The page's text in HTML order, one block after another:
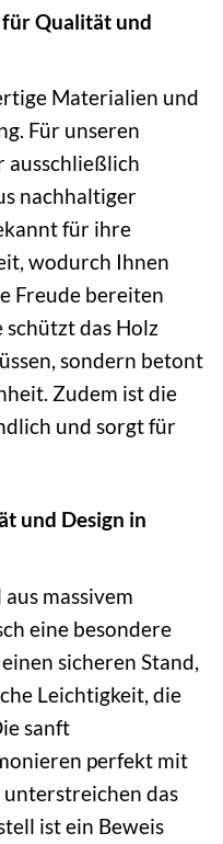
für Qualität und
Materialien und
Für unseren
ausschließlich
nachhaltiger
für ihre
wodurch Ihnen
Freude bereiten
das Holz
sondern betont
Zudem ist die
und sorgt für
und Design in
massivem
eine besondere
sicheren Stand,
Leichtigkeit, die
sanft
perfekt mit
das
ist ein Beweis